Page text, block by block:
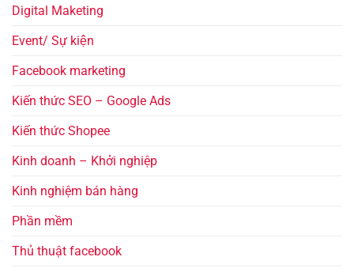
Digital Maketing
Event/ Sự kiện
Facebook marketing
Kiến thức SEO – Google Ads
Kiến thức Shopee
Kinh doanh – Khởi nghiệp
Kinh nghiệm bán hàng
Phần mềm
Thủ thuật facebook